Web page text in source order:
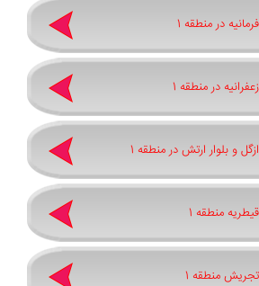
در منطقه 1
در منطقه 1
و بلوار ارتش در منطقه 1
منطقه 1
منطقه 1